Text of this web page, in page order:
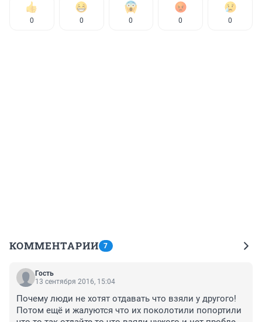
0 0 0 0 0
КОММЕНТАРИИ 7
Гость
13 сентября 2016, 15:04
Почему люди не хотят отдавать что взяли у другого!
Потом ещё и жалуются что их поколотили попортили